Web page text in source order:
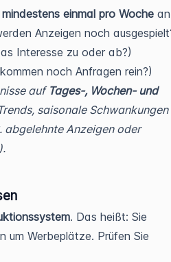
mindestens einmal pro Woche
Anzeigen noch
Interesse zu oder ab?)
noch Anfragen rein?)
auf Tages-, Wochen- und
saisonale Schwankungen
abgelehnte Anzeigen oder
. Das heißt: Sie
um Werbeplätze. Prüfen Sie